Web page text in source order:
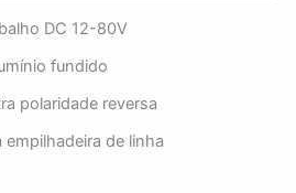
DC 12-80V
fundido
polaridade reversa
empilhadeira de linha